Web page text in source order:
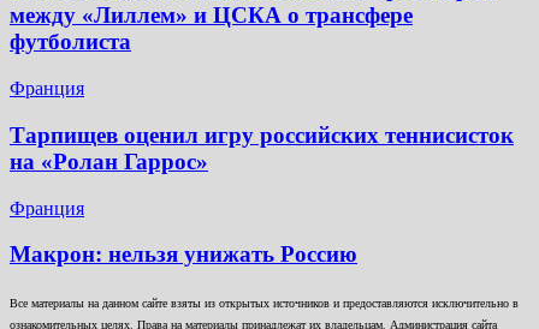
между «Лиллем» и ЦСКА о трансфере
футболиста
Франция
Тарпищев оценил игру российских теннисисток
на «Ролан Гаррос»
Франция
Макрон: нельзя унижать Россию
Все материалы на данном сайте взяты из открытых источников и предоставляются исключительно в
ознакомительных целях. Права на материалы принадлежат их владельцам. Администрация сайта